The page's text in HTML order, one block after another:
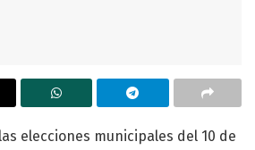
elecciones municipales del 10 de